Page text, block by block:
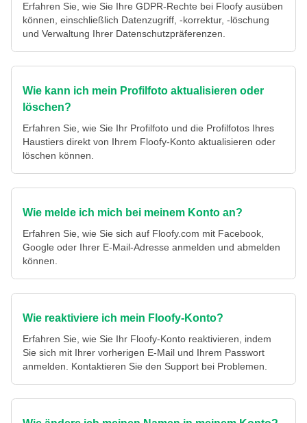
Erfahren Sie, wie Sie Ihre GDPR-Rechte bei Floofy ausüben
können, einschließlich Datenzugriff, -korrektur, -löschung
und Verwaltung Ihrer Datenschutzpräferenzen.
Wie kann ich mein Profilfoto aktualisieren oder
löschen?
Erfahren Sie, wie Sie Ihr Profilfoto und die Profilfotos Ihres
Haustiers direkt von Ihrem Floofy-Konto aktualisieren oder
löschen können.
Wie melde ich mich bei meinem Konto an?
Erfahren Sie, wie Sie sich auf Floofy.com mit Facebook,
Google oder Ihrer E-Mail-Adresse anmelden und abmelden
können.
Wie reaktiviere ich mein Floofy-Konto?
Erfahren Sie, wie Sie Ihr Floofy-Konto reaktivieren, indem
Sie sich mit Ihrer vorherigen E-Mail und Ihrem Passwort
anmelden. Kontaktieren Sie den Support bei Problemen.